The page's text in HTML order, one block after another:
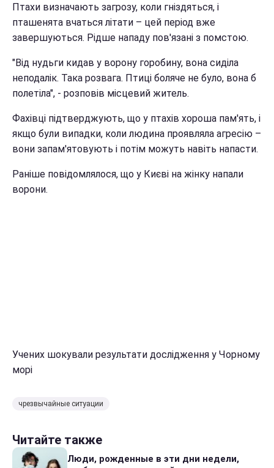
Птахи визначають загрозу, коли гніздяться, і
пташенята вчаться літати – цей період вже
завершуються. Рідше нападу пов'язані з помстою.
"Від нудьги кидав у ворону горобину, вона сиділа
неподалік. Така розвага. Птиці боляче не було, вона б
полетіла", - розповів місцевий житель.
Фахівці підтверджують, що у птахів хороша пам'ять, і
якщо були випадки, коли людина проявляла агресію –
вони запам'ятовують і потім можуть навіть напасти.
Раніше повідомлялося, що у Києві на жінку напали
ворони.
Учених шокували результати дослідження у Чорному
морі
чрезвычайные ситуации
Читайте также
Люди, рожденные в эти дни недели,